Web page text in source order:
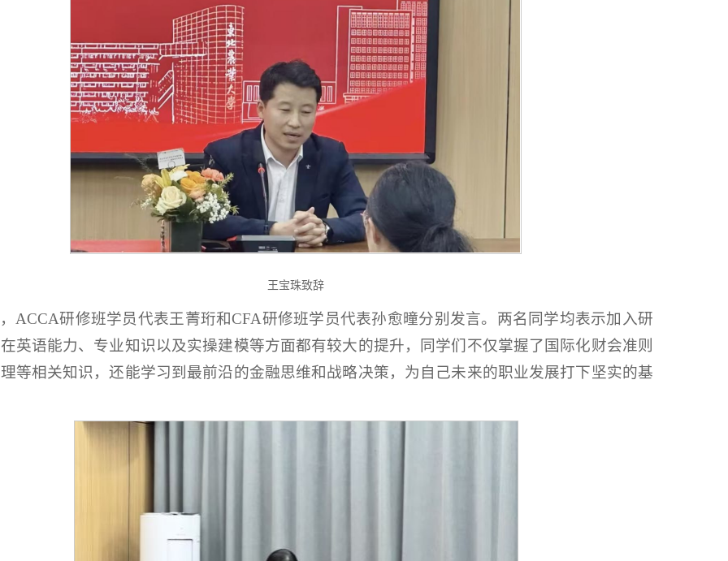
王宝珠致辞
ACCA研修班学员代表王菁珩和CFA研修班学员代表孙愈曈分别发言。两名同学均表示加入研
英语能力、专业知识以及实操建模等方面都有较大的提升，同学们不仅掌握了国际化财会准则
等相关知识，还能学习到最前沿的金融思维和战略决策，为自己未来的职业发展打下坚实的基